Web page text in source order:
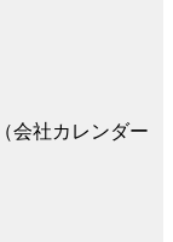
会社カレンダー